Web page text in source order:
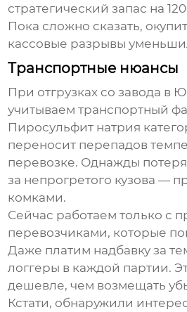
стратегический запас на
Пока сложно сказать,
кассовые разрывы
Транспортные нюансы
При отгрузках созавода в
учитываем транспортный
Пиросульфит натрия
переносит перепадов
перевозке. Однажды
за непрогретого кузова —
комками.
Сейчас работаем только с
перевозчиками, которые
Даже платим надбавку за
логгеры в каждой партии.
дешевле, чем возмещать
Кстати, обнаружили